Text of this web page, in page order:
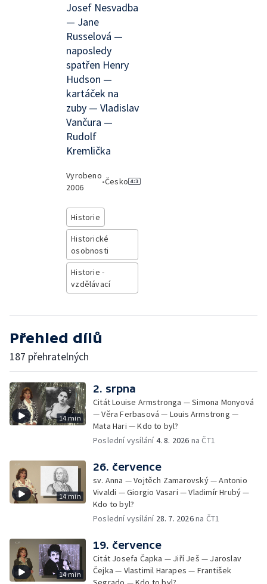
Josef Nesvadba
— Jane
Russelová —
naposledy
spatřen Henry
Hudson —
kartáček na
zuby — Vladislav
Vančura —
Rudolf
Kremlička
Vyrobeno
2006
•Česko
Historie
Historické
osobnosti
Historie -
vzdělávací
Přehled dílů
187 přehratelných
14 min
2. srpna
Citát Louise Armstronga — Simona Monyová
— Věra Ferbasová — Louis Armstrong —
Mata Hari — Kdo to byl?
Poslední vysílání4. 8. 2026 na ČT1
14 min
26. července
sv. Anna — Vojtěch Zamarovský — Antonio
Vivaldi — Giorgio Vasari — Vladimír Hrubý —
Kdo to byl?
Poslední vysílání 28. 7. 2026na ČT1
14 min
19. července
Citát Josefa Čapka — Jiří Ješ — Jaroslav
Čejka — Vlastimil Harapes — František